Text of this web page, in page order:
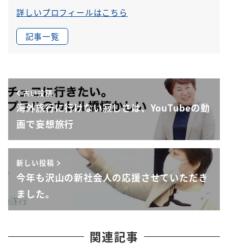
詳しいプロフィールはこちら
記事一覧
古い投稿
海外旅行に行けない寂しさは、YouTubeの動
画で妄想旅行
新しい投稿
今年も沢山の新社会人の応援させていただき
ました。
関連記事